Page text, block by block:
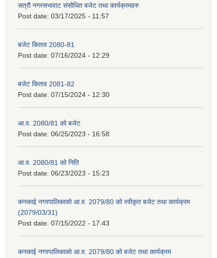
सत्रौ नगरसभावाट संसोधित बजेट तथा कार्यक्रमहरु
Post date: 03/17/2025 - 11:57
बजेट किताव 2080-81
Post date: 07/16/2024 - 12:29
बजेट किताव 2081-82
Post date: 07/15/2024 - 12:30
आ.व. 2080/81 को बजेट
Post date: 06/25/2023 - 16:58
आ.व. 2080/81 को निति
Post date: 06/23/2023 - 15:23
कनकाई नगरपालिकाको आ.व. 2079/80 को स्वीकृत बजेट तथा कार्यक्रम
(2079/03/31)
Post date: 07/15/2022 - 17:43
कनकाई नगरपालिकाको आ.व. 2079/80 को बजेट तथा कार्यक्रम